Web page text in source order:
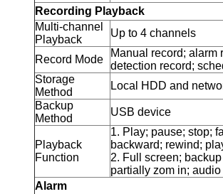
Recording Playback
Multi-channel
Playback
Up to 4 channels
Record Mode
Manual record; alarm
detection record;
Storage
Method
Local HDD and
Backup
Method
USB device
Playback
Function
1. Play; pause; stop;
backward; rewind;
2. Full screen;
partially zom in; audio
Alarm